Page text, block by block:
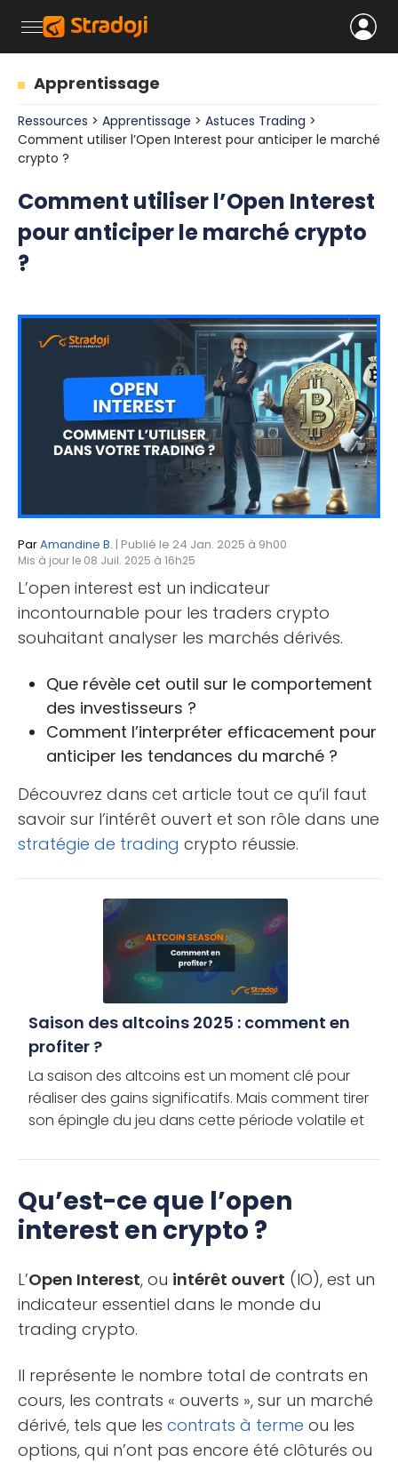
Apprentissage
Ressources > Apprentissage > Astuces Trading >
Comment utiliser l’Open Interest pour anticiper le marché
crypto ?
Comment utiliser l’Open Interest
pour anticiper le marché crypto
?
ParAmandine B. | Publié le 24 Jan. 2025 à 9h00
Mis à jour le 08 Juil. 2025 à 16h25
L’open interest est un indicateur
incontournable pour les traders crypto
souhaitant analyser les marchés dérivés.
Que révèle cet outil sur le comportement
des investisseurs ?
Comment l’interpréter efficacement pour
anticiper les tendances du marché ?
Découvrez dans cet article tout ce qu’il faut
savoir sur l’intérêt ouvert et son rôle dans une
stratégie de trading crypto réussie.
Saison des altcoins 2025 : comment en
profiter ?
La saison des altcoins est un moment clé pour
réaliser des gains significatifs. Mais comment tirer
son épingle du jeu dans cette période volatile et
Qu’est-ce que l’open
interest en crypto ?
L’Open Interest, ou intérêt ouvert (IO), est un
indicateur essentiel dans le monde du
trading crypto.
Il représente le nombre total de contrats en
cours, les contrats « ouverts », sur un marché
dérivé, tels que les contrats à terme ou les
options, qui n’ont pas encore été clôturés ou